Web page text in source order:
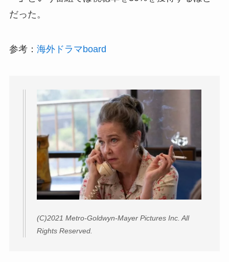
だった。
参考： 海外ドラマboard
(C)2021 Metro-Goldwyn-Mayer Pictures Inc. All
Rights Reserved.